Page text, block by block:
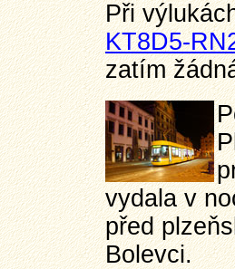
Při
KT8D5-
zatím
vydala v
před
Bolevci.